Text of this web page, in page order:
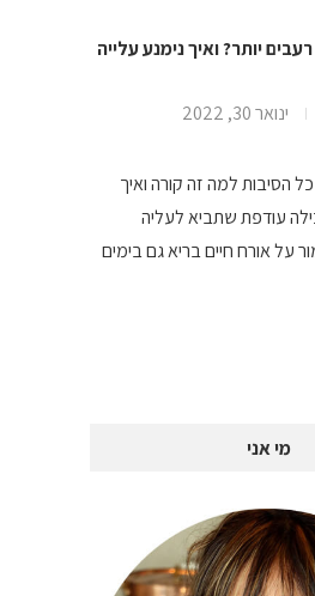
יותר? ואיך נימנע עלייה
ינואר 30, 2022
הסיבות למה זה קורה ואיך
עודפת שתביא לעליה
על אורח חיים בריא גם בימים
מי אני